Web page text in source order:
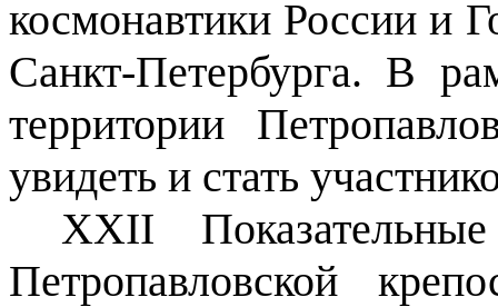
космонавтики России и
Санкт-Петербурга. В
территории
увидеть и стать
XXII
Петропавловской